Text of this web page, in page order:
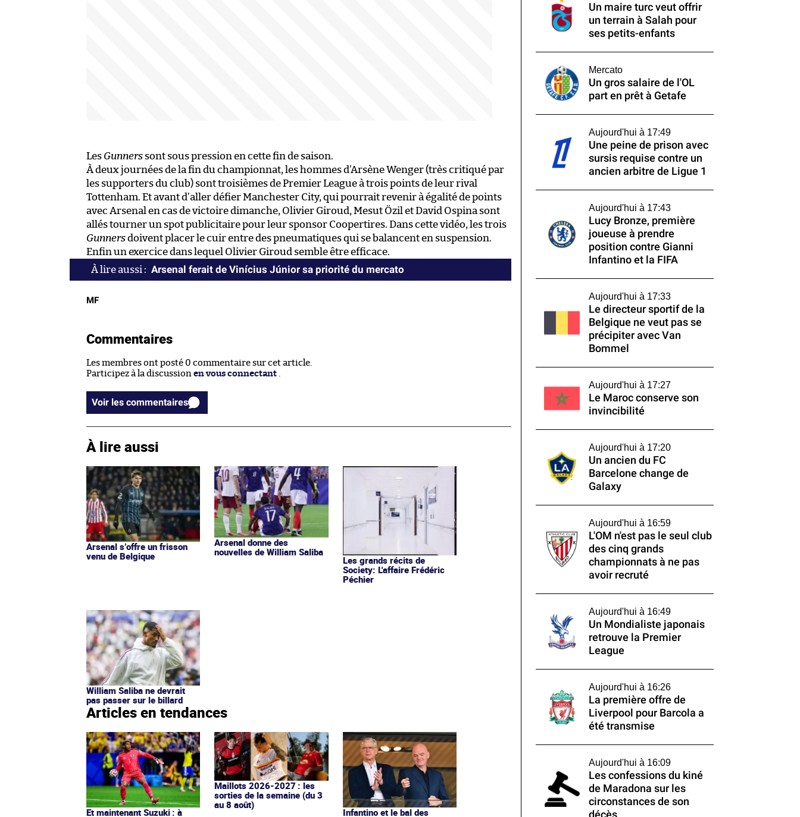
Les Gunners sont sous pression en cette fin de saison.
À deux journées de la fin du championnat, les hommes d’Arsène Wenger (très critiqué par
les supporters du club) sont troisièmes de Premier League à trois points de leur rival
Tottenham. Et avant d’aller défier Manchester City, qui pourrait revenir à égalité de points
avec Arsenal en cas de victoire dimanche, Olivier Giroud, Mesut Özil et David Ospina sont
allés tourner un spot publicitaire pour leur sponsor Coopertires. Dans cette vidéo, les trois
Gunnersdoivent placer le cuir entre des pneumatiques qui se balancent en suspension.
Enfin un exercice dans lequel Olivier Giroud semble être efficace.
Arsenal ferait de Vinícius Júnior sa priorité du mercato
MF
Commentaires
Les membres ont posté 0 commentaire sur cet article.
Participez à la discussion en vous connectant
Voir les commentaires
À lire aussi
Arsenal s’offre un frisson
venu de Belgique
Arsenal donne des
nouvelles de William Saliba
Les grands récits de
Society: L'affaire Frédéric
Péchier
William Saliba ne devrait
pas passer sur le billard
Articles en tendances
Et maintenant Suzuki : à
Maillots 2026-2027 : les
sorties de la semaine (du 3
au 8 août)
Infantino et le bal des
Un maire turc veut offrir
un terrain à Salah pour
ses petits-enfants
Mercato
Un gros salaire de l'OL
part en prêt à Getafe
Aujourd'hui à 17:49
Une peine de prison avec
sursis requise contre un
ancien arbitre de Ligue 1
Aujourd'hui à 17:43
Lucy Bronze, première
joueuse à prendre
position contre Gianni
Infantino et la FIFA
Aujourd'hui à 17:33
Le directeur sportif de la
Belgique ne veut pas se
précipiter avec Van
Bommel
Aujourd'hui à 17:27
Le Maroc conserve son
invincibilité
Aujourd'hui à 17:20
Un ancien du FC
Barcelone change de
Galaxy
Aujourd'hui à 16:59
L'OM n'est pas le seul club
des cinq grands
championnats à ne pas
avoir recruté
Aujourd'hui à 16:49
Un Mondialiste japonais
retrouve la Premier
League
Aujourd'hui à 16:26
La première offre de
Liverpool pour Barcola a
été transmise
Aujourd'hui à 16:09
Les confessions du kiné
de Maradona sur les
circonstances de son
décès